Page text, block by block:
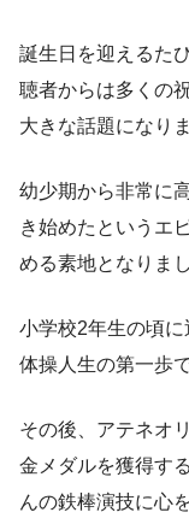
誕生日を迎えるた
聴者からは多くの
大きな話題になりま
幼少期から非常に
き始めたというエ
める素地となりまし
小学校2年生の頃に
体操人生の第一歩で
その後、アテネオ
金メダルを獲得す
んの鉄棒演技に心